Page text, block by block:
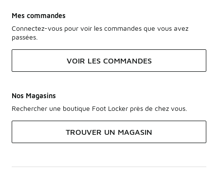
Mes commandes
Connectez-vous pour voir les commandes que vous avez
passées.
VOIR LES COMMANDES
Nos Magasins
Rechercher une boutique Foot Locker près de chez vous.
TROUVER UN MAGASIN